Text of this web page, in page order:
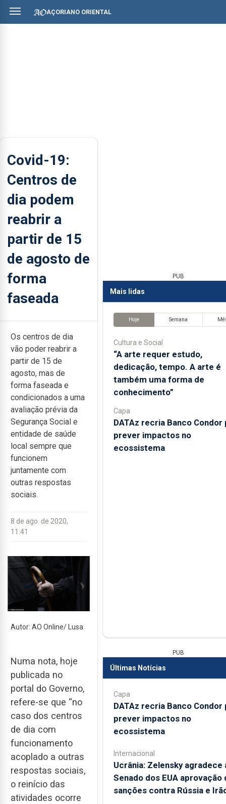
AÇORIANO ORIENTAL
Covid-19:
Centros de
dia podem
reabrir a
partir de 15
de agosto de
forma
faseada
Os centros de dia
vão poder reabrir a
partir de 15 de
agosto, mas de
forma faseada e
condicionados a uma
avaliação prévia da
Segurança Social e
entidade de saúde
local sempre que
funcionem
juntamente com
outras respostas
sociais.
8 de ago. de 2020,
11:41
Autor: AO Online/ Lusa
Numa nota, hoje
publicada no
portal do Governo,
refere-se que “no
caso dos centros
de dia com
funcionamento
acoplado a outras
respostas sociais,
o reinício das
atividades ocorre
PUB
Mais lidas
Hoje Semana
Cultura e Social
“A arte requer estudo,
dedicação, tempo. A arte é
também uma forma de
conhecimento”
Capa
DATAz recria Banco Condor
prever impactos no
ecossistema
PUB
Últimas Notícias
Capa
DATAz recria Banco Condor
prever impactos no
ecossistema
Internacional
Ucrânia: Zelensky agradece
Senado dos EUA aprovação
sanções contra Rússia e